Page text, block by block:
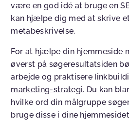
være en god idé at bruge en
kan hjælpe dig med at skrive
metabeskrivelse.
For at hjælpe din hjemmeside
øverst på søgeresultatsiden
arbejde og praktisere
marketing-strategi. Du kan
hvilke ord din målgruppe
bruge disse i dine